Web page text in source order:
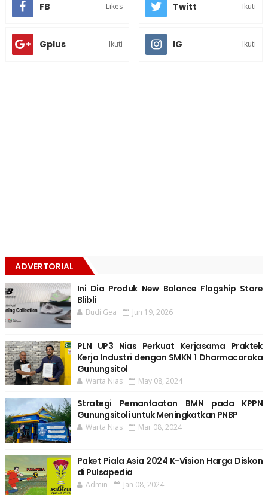
FB Likes Twitt Ikuti
Gplus Ikuti IG Ikuti
ADVERTORIAL
Ini Dia Produk New Balance Flagship Store
Blibli
Budi Gea Jun 19, 2026
PLN UP3 Nias Perkuat Kerjasama Praktek
Kerja Industri dengan SMKN 1 Dharmacaraka
Gunungsitol
Warta Nias May 08, 2024
Strategi Pemanfaatan BMN pada KPPN
Gunungsitoli untuk Meningkatkan PNBP
Warta Nias Mar 08, 2024
Paket Piala Asia 2024 K-Vision Harga Diskon
di Pulsapedia
Admin Jan 08, 2024